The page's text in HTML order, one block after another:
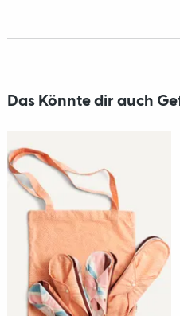
Das Könnte dir auch